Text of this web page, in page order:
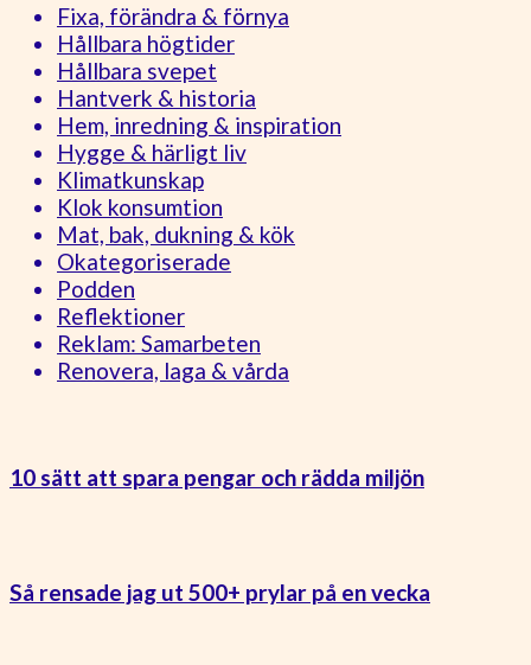
Fixa, förändra & förnya
Hållbara högtider
Hållbara svepet
Hantverk & historia
Hem, inredning & inspiration
Hygge & härligt liv
Klimatkunskap
Klok konsumtion
Mat, bak, dukning & kök
Okategoriserade
Podden
Reflektioner
Reklam: Samarbeten
Renovera, laga & vårda
10 sätt att spara pengar och rädda miljön
Så rensade jag ut 500+ prylar på en vecka